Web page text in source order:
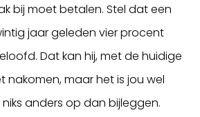
bij moet betalen. Stel dat een
jaar geleden vier procent
Dat kan hij, met de huidige
nakomen, maar het is jou wel
anders op dan bijleggen.